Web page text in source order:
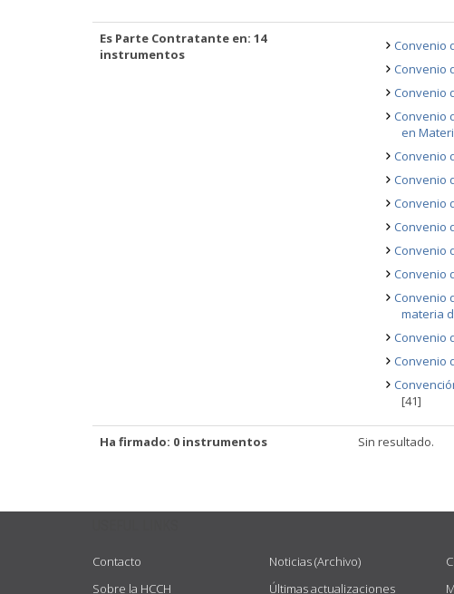
Es Parte Contratante en: 14
instrumentos
Convenio
Convenio
Convenio
Convenio
en
Convenio
Convenio
Convenio
Convenio
Convenio
Convenio
Convenio
materia
Convenio
Convenio
[41]
Ha firmado: 0 instrumentos Sin resultado.
Contacto
Sobre la HCCH
Noticias (Archivo)
Últimas actualizaciones